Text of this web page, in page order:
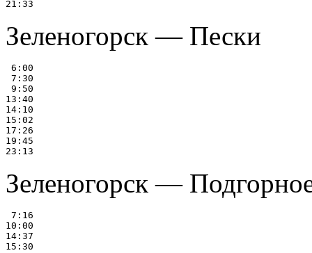
Зеленогорск — Пески
6:00
7:30
9:50
13:40
14:10
15:02
17:26
19:45
Зеленогорск —
7:16
10:00
14:37
15:30